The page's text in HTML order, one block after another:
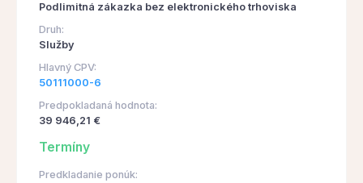
Podlimitná zákazka bez elektronického trhoviska
Druh:
Služby
Hlavný CPV:
50111000-6
Predpokladaná hodnota:
39 946,21 €
Termíny
Predkladanie ponúk: